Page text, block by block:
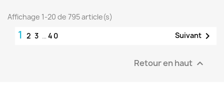
Affichage 1-20 de 795 article(s)
1 2 3 … 40 Suivant 
Retour en haut 